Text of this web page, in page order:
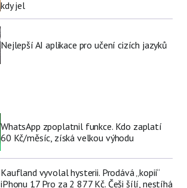
kdy jel
Nejlepší AI aplikace pro učení cizích jazyků
WhatsApp zpoplatnil funkce. Kdo zaplatí
60 Kč/měsíc, získá velkou výhodu
Kaufland vyvolal hysterii. Prodává „kopii“
iPhonu 17 Pro za 2 877 Kč. Češi šílí, nestíhá